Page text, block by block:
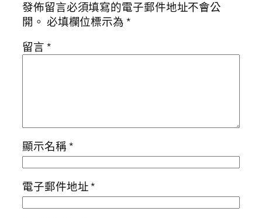
發佈留言必須填寫的電子郵件地址不會公
開。 必填欄位標示為*
留言*
顯示名稱*
電子郵件地址*